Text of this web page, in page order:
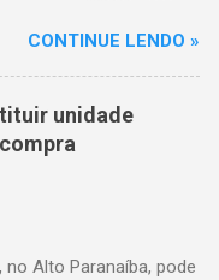
ao trevo de Queixinho,
o controle do
central e
acesso. Entre as
de
CONTINUE LENDO »
unidade
Alto Paranaíba, pode